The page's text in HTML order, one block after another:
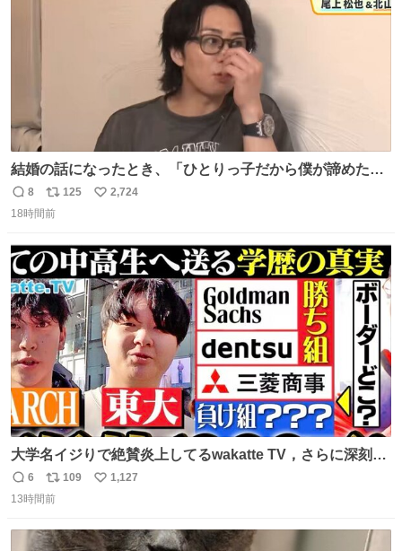
結婚の話になったとき、「ひとりっ子だから僕が諦めた瞬
間に一族が潰える」「死ぬとき1人とか嫌」だから結婚願
望は"ある"って答えたものの、結局「（結婚は）向いてね
えて言葉を選んで、まるく収めてくれたんだなと思った
返
信
8
リ
ポ
ト
数
125
い
数
2,724
18時間前
大学名イジりで絶賛炎上してるwakatte TV，さらに深刻な
問題はこっちでは？ ・都内の特定企業に入るのを極度に推
奨し，それ以外の地域で堅実に生きるのを周縁化する ・恋
化する ・院生が研究環境を求め他大学に移るのを批判する
返
信
6
リ
ポ
ト
109
い
数
1,127
13時間前